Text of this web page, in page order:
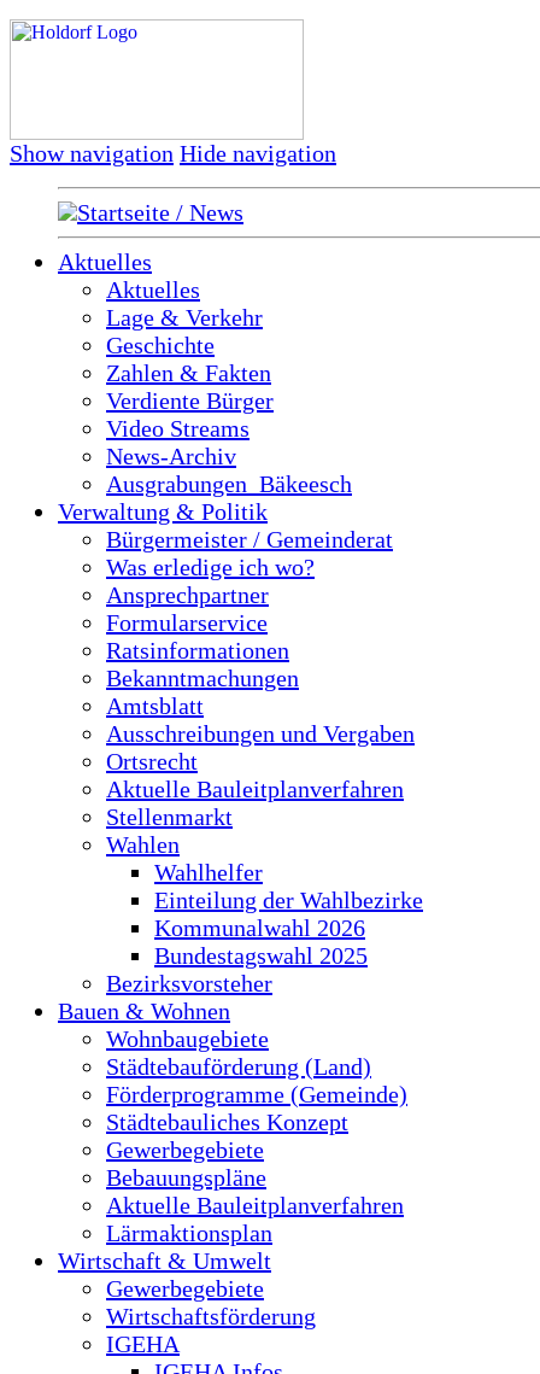
Show navigation Hide navigation
Startseite / News
Aktuelles
Aktuelles
Lage & Verkehr
Geschichte
Zahlen & Fakten
Verdiente Bürger
Video Streams
News-Archiv
Ausgrabungen_Bäkeesch
Verwaltung & Politik
Bürgermeister / Gemeinderat
Was erledige ich wo?
Ansprechpartner
Formularservice
Ratsinformationen
Bekanntmachungen
Amtsblatt
Ausschreibungen und Vergaben
Ortsrecht
Aktuelle Bauleitplanverfahren
Stellenmarkt
Wahlen
Wahlhelfer
Einteilung der Wahlbezirke
Kommunalwahl 2026
Bundestagswahl 2025
Bezirksvorsteher
Bauen & Wohnen
Wohnbaugebiete
Städtebauförderung (Land)
Förderprogramme (Gemeinde)
Städtebauliches Konzept
Gewerbegebiete
Bebauungspläne
Aktuelle Bauleitplanverfahren
Lärmaktionsplan
Wirtschaft & Umwelt
Gewerbegebiete
Wirtschaftsförderung
IGEHA